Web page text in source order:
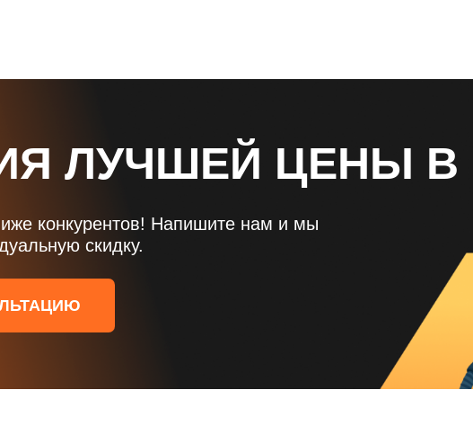
конкурентов! Напишите нам и мы
скидку.
ЛУЧШЕЙ ЦЕНЫ В